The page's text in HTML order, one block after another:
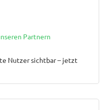
Partnern
Nutzer sichtbar – jetzt